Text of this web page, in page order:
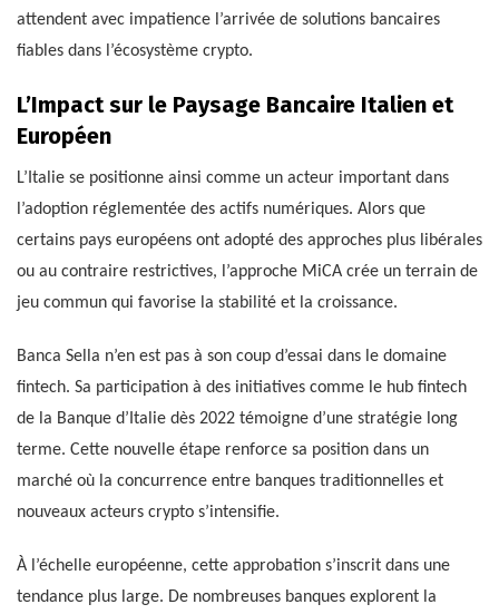
attendent avec impatience l’arrivée de solutions bancaires
fiables dans l’écosystème crypto.
L’Impact sur le Paysage Bancaire Italien et
Européen
L’Italie se positionne ainsi comme un acteur important dans
l’adoption réglementée des actifs numériques. Alors que
certains pays européens ont adopté des approches plus libérales
ou au contraire restrictives, l’approche MiCA crée un terrain de
jeu commun qui favorise la stabilité et la croissance.
Banca Sella n’en est pas à son coup d’essai dans le domaine
fintech. Sa participation à des initiatives comme le hub fintech
de la Banque d’Italie dès 2022 témoigne d’une stratégie long
terme. Cette nouvelle étape renforce sa position dans un
marché où la concurrence entre banques traditionnelles et
nouveaux acteurs crypto s’intensifie.
À l’échelle européenne, cette approbation s’inscrit dans une
tendance plus large. De nombreuses banques explorent la